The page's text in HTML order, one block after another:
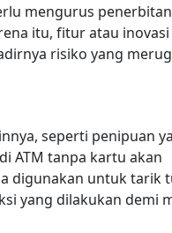
mengurus
itu, fitur atau inovasi
risiko yang
seperti penipuan
ATM tanpa kartu akan
digunakan untuk tarik
yang dilakukan demi